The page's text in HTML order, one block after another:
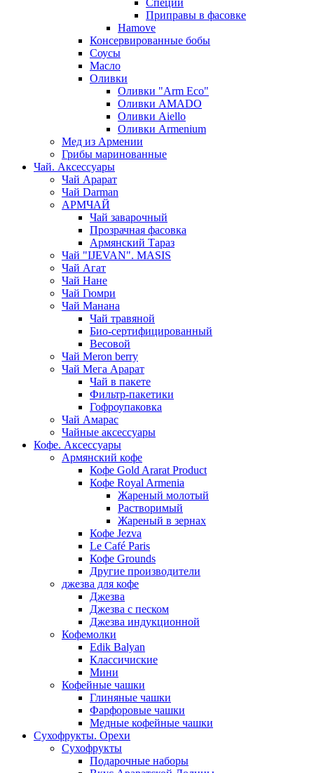
Специи
Приправы в фасовке
Hamove
Консервированные бобы
Соусы
Масло
Оливки
Оливки "Arm Eco"
Оливки AMADO
Оливки Aiello
Оливки Armenium
Мед из Армении
Грибы маринованные
Чай. Аксессуары
Чай Арарат
Чай Darman
АРМЧАЙ
Чай заварочный
Прозрачная фасовка
Армянский Тараз
Чай "IJEVAN". MASIS
Чай Агат
Чай Нане
Чай Гюмри
Чай Манана
Чай травяной
Био-сертифицированный
Весовой
Чай Meron berry
Чай Мега Арарат
Чай в пакете
Фильтр-пакетики
Гофроупаковка
Чай Амарас
Чайные аксессуары
Кофе. Аксессуары
Армянский кофе
Кофе Gold Ararat Product
Кофе Royal Armenia
Жареный молотый
Растворимый
Жареный в зернах
Кофе Jezva
Le Café Paris
Кофе Grounds
Другие производители
джезва для кофе
Джезва
Джезва с песком
Джезва индукционной
Кофемолки
Edik Balyan
Классичиские
Мини
Кофейные чашки
Глиняные чашки
Фарфоровые чашки
Медные кофейные чашки
Сухофрукты. Орехи
Сухофрукты
Подарочные наборы